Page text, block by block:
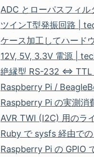
ADC とローパスフィ
ツインT型発振回路 |
ケース加工してハード
12V, 5V, 3.3V 電源 |
絶縁型 RS-232 ⇔ TTL
Raspberry Pi /
Raspberry Pi の実測
AVR TWI (I2C) 用の
Ruby で sysfs 経由で
Raspberry Pi の GPIO